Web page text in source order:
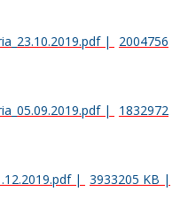
|
2004756
|
1832972
| 3933205 KB |